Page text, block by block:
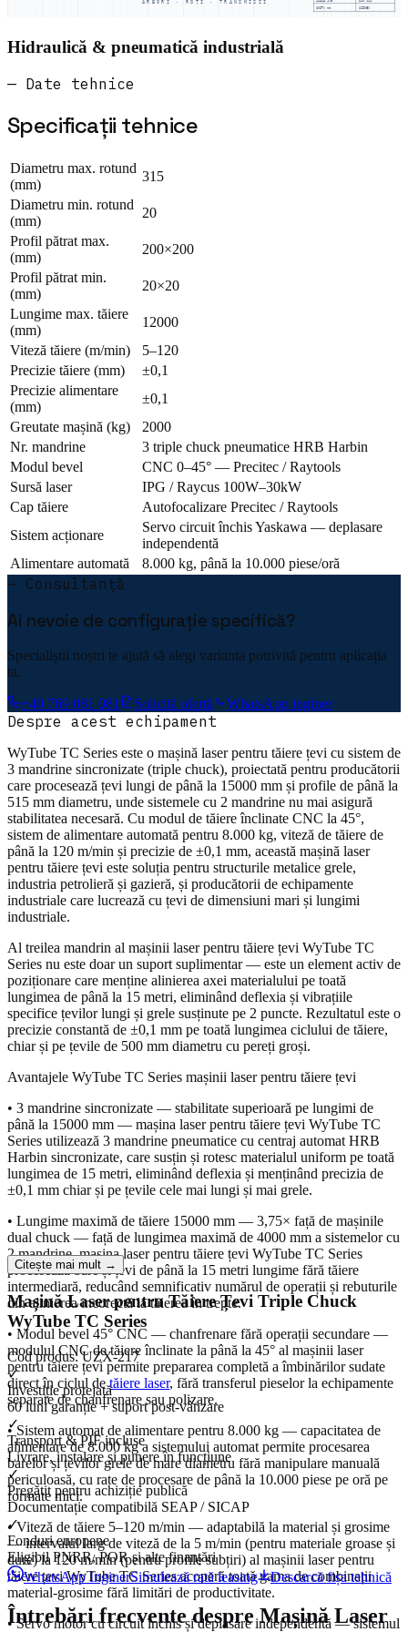
ARBORI · ROȚI · TRANSMISII
UNIT: mm
UZINEX
Hidraulică & pneumatică industrială
— Date tehnice
Specificații tehnice
Diametru max. rotund
(mm)
315
Diametru min. rotund
(mm)
20
Profil pătrat max.
(mm)
200×200
Profil pătrat min.
(mm)
20×20
Lungime max. tăiere
(mm)
12000
Viteză tăiere (m/min)
5–120
Precizie tăiere (mm)
±0,1
Precizie alimentare
(mm)
±0,1
Greutate mașină (kg)
2000
Nr. mandrine
3 triple chuck pneumatice HRB Harbin
Modul bevel
CNC 0–45° — Precitec / Raytools
Sursă laser
IPG / Raycus 100W–30kW
Cap tăiere
Autofocalizare Precitec / Raytools
Sistem acționare
Servo circuit închis Yaskawa — deplasare
independentă
Alimentare automată
8.000 kg, până la 10.000 piese/oră
— Consultanță
Ai nevoie de configurație specifică?
Specialiștii noștri te ajută să alegi varianta potrivită pentru aplicația
ta.
+40 769 081 081 Solicită ofertă WhatsApp inginer
Despre acest echipament
WyTube TC Series este o mașină laser pentru tăiere țevi cu sistem de
3 mandrine sincronizate (triple chuck), proiectată pentru producătorii
care procesează țevi lungi de până la 15000 mm și profile de până la
515 mm diametru, unde sistemele cu 2 mandrine nu mai asigură
stabilitatea necesară. Cu modul de tăiere înclinate CNC la 45°,
sistem de alimentare automată pentru 8.000 kg, viteză de tăiere de
până la 120 m/min și precizie de ±0,1 mm, această mașină laser
pentru tăiere țevi este soluția pentru structurile metalice grele,
industria petrolieră și gazieră, și producătorii de echipamente
industriale care lucrează cu țevi de dimensiuni mari și lungimi
industriale.
Al treilea mandrin al mașinii laser pentru tăiere țevi WyTube TC
Series nu este doar un suport suplimentar — este un element activ de
poziționare care menține alinierea axei materialului pe toată
lungimea de până la 15 metri, eliminând deflexia și vibrațiile
specifice țevilor lungi și grele susținute pe 2 puncte. Rezultatul este o
precizie constantă de ±0,1 mm pe toată lungimea ciclului de tăiere,
chiar și pe țevile de 500 mm diametru cu pereți groși.
Avantajele WyTube TC Series mașinii laser pentru tăiere țevi
• 3 mandrine sincronizate — stabilitate superioară pe lungimi de
până la 15000 mm — mașina laser pentru tăiere țevi WyTube TC
Series utilizează 3 mandrine pneumatice cu centraj automat HRB
Harbin sincronizate, care susțin și rotesc materialul uniform pe toată
lungimea de 15 metri, eliminând deflexia și menținând precizia de
±0,1 mm chiar și pe țevile cele mai lungi și mai grele.
• Lungime maximă de tăiere 15000 mm — 3,75× față de mașinile
dual chuck — față de lungimea maximă de 4000 mm a sistemelor cu
2 mandrine, mașina laser pentru tăiere țevi WyTube TC Series
procesează bare și țevi de până la 15 metri lungime fără tăiere
intermediară, reducând semnificativ numărul de operații și rebuturile
din alinierea incorectă la tăierea în trepte.
• Modul bevel 45° CNC — chanfrenare fără operații secundare —
modulul CNC de tăiere înclinate la până la 45° al mașinii laser
pentru tăiere țevi permite prepararea completă a îmbinărilor sudate
direct în ciclul detăiere laser, fără transferul pieselor la echipamente
separate de chanfrenare sau polizare.
• Sistem automat de alimentare pentru 8.000 kg — capacitatea de
alimentare de 8.000 kg a sistemului automat permite procesarea
barelor și țevilor grele de mare diametru fără manipulare manuală
periculoasă, cu rate de procesare de până la 10.000 piese pe oră pe
formate mici.
• Viteză de tăiere 5–120 m/min — adaptabilă la material și grosime
— intervalul larg de viteză de la 5 m/min (pentru materiale groase și
dure) la 120 m/min (pentru profile subțiri) al mașinii laser pentru
tăiere țevi WyTube TC Series acoperă toată gama de combinații
material-grosime fără limitări de productivitate.
• Servo motor cu circuit închis și deplasare independentă — sistemul
Citește mai mult →
Mașină Laser pentru Tăiere Țevi Triple Chuck
WyTube TC Series
Cod produs:UZX-217
✓
Investiție protejată
60 luni garanție + suport post-vânzare
✓
Transport & PIF incluse
Livrare, instalare și punere în funcțiune
✓
Pregătit pentru achiziție publică
Documentație compatibilă SEAP / SICAP
✓
Fonduri europene
Eligibil PNRR, POR și alte finanțări
WhatsApp InginerSimulează rată leasing Descarcă fișa tehnică
Întrebări frecvente despre Mașină Laser